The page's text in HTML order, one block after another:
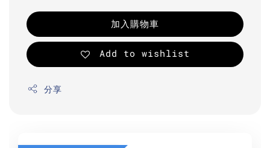
加入購物車
Add to wishlist
分享